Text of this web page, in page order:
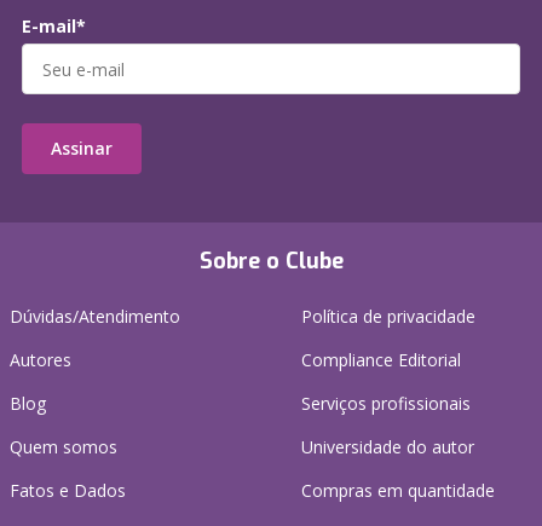
Sobre o Clube
Dúvidas/Atendimento
Autores
Blog
Quem somos
Fatos e Dados
Política de privacidade
Compliance Editorial
Serviços profissionais
Universidade do autor
Compras em quantidade
E-mail*
Assinar